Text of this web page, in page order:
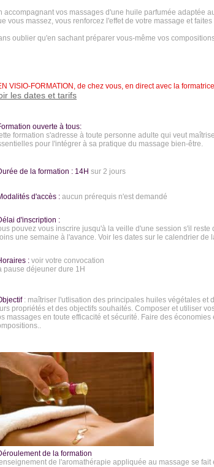
accompagnant vos massages d'une huile parfumée adaptée
vous massez, vous renforcez l'effet de votre massage et
oublier qu'en sachant préparer vous-même vos
VISIO-FORMATION, de chez vous, en direct avec la
les dates et tarifs
ouverte à tous:
formation s'adresse à toute personne adulte qui veut
pour l'intégrer à sa pratique du massage bien-être.
de la formation : 14H sur 2 jours
d'accès : aucun prérequis n'est demandé
d'inscription :
pouvez vous inscrire jusqu'à la veille d'une session s'il
une semaine à l'avance. Voir les dates sur le calendrier de
: voir votre convocation
pause déjeuner dure 1H
: maîtriser l'utlisation des principales huiles végétales et
propriétés et des objectifs souhaités. Composer et utiliser
massages en toute efficacité et sécurité. Faire des
de la formation
de l'aromathérapie appliquée au massage se